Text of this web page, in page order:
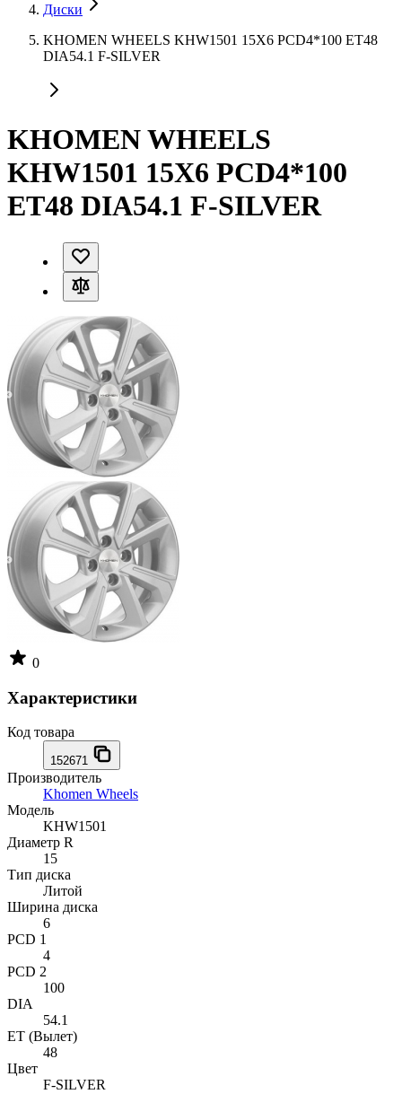
Диски
KHOMEN WHEELS KHW1501 15X6 PCD4*100 ET48
DIA54.1 F-SILVER
KHOMEN WHEELS
KHW1501 15X6 PCD4*100
ET48 DIA54.1 F-SILVER
0
Характеристики
Код товара
152671
Производитель
Khomen Wheels
Модель
KHW1501
Диаметр R
15
Тип диска
Литой
Ширина диска
6
PCD 1
4
PCD 2
100
DIA
54.1
ET (Вылет)
48
Цвет
F-SILVER